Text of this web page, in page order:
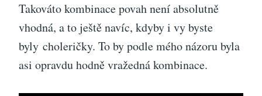
Takováto kombinace povah není absolutně
vhodná, a to ještě navíc, kdyby i vy byste
byly choleričky. To by podle mého názoru byla
asi opravdu hodně vražedná kombinace.